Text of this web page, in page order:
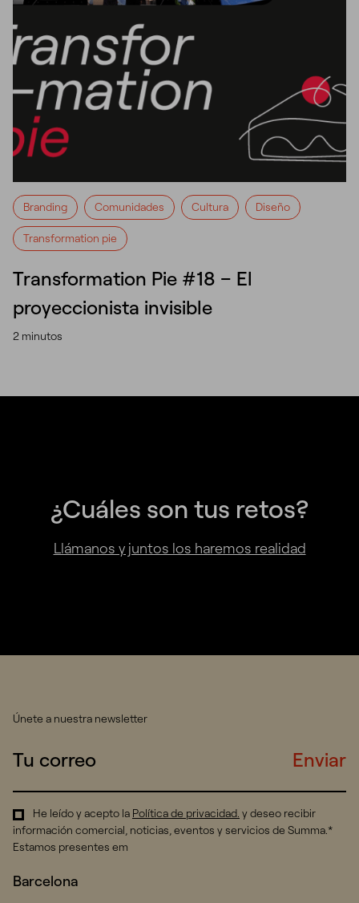
Branding Comunidades Cultura Diseño
Transformation pie
Transformation Pie #18 – El
proyeccionista invisible
2 minutos
¿Cuáles son tus retos?
Llámanos y juntos los haremos realidad
Únete a nuestra newsletter
Enviar
He leído y acepto la Política de privacidad. y deseo recibir
información comercial, noticias, eventos y servicios de Summa.*
Estamos presentes em
Barcelona